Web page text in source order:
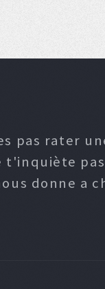
pas rater
t'inquiète
donne a